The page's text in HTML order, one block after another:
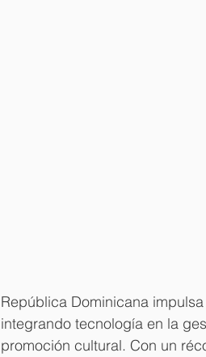
República Dominicana
integrando tecnología en la
promoción cultural. Con un